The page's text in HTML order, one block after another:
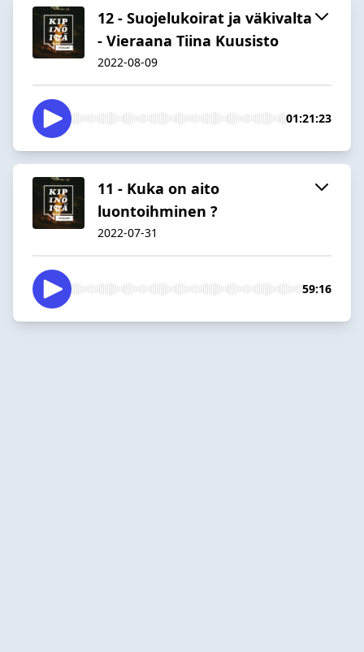
12 - Suojelukoirat ja väkivalta
- Vieraana Tiina Kuusisto
2022-08-09
01:21:23
11 - Kuka on aito
luontoihminen ?
2022-07-31
59:16